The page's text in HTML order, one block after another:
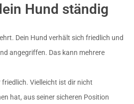
Hund ständig
Dein Hund verhält sich friedlich und
angegriffen. Das kann mehrere
Vielleicht ist dir nicht
hat, aus seiner sicheren Position